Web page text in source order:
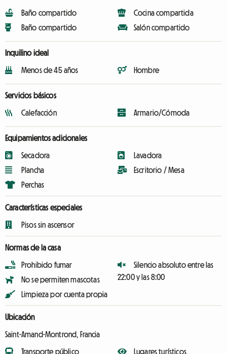
Baño compartido
Baño compartido
Cocina compartida
Salón compartido
Inquilino ideal
Menos de 45 años Hombre
Servicios básicos
Calefacción Armario/Cómoda
Equipamientos adicionales
Secadora
Plancha
Perchas
Lavadora
Escritorio / Mesa
Características especiales
Pisos sin ascensor
Normas de la casa
Prohibido fumar
No se permiten mascotas
Limpieza por cuenta propia
Silencio absoluto entre las
22:00 y las 8:00
Ubicación
Saint-Amand-Montrond, Francia
Transporte público Lugares turísticos